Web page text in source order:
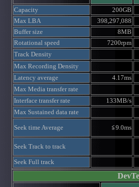
Capacity
200GB
Max LBA
398,297,088
Buffer size
8MB
Rotational speed
7200rpm
Track Density
Max Recording Density
Latency average
4.17ms
Max Media transfer rate
Interface transfer rate
133MB/s
Max Sustained data rate
Seek time Average ≦9.0ms
Seek Track to track
Seek Full track